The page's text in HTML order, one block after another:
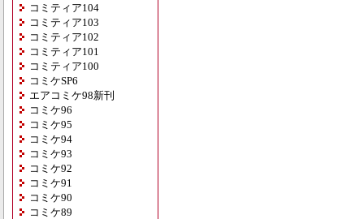
コミティア104
コミティア103
コミティア102
コミティア101
コミティア100
コミケSP6
エアコミケ98新刊
コミケ96
コミケ95
コミケ94
コミケ93
コミケ92
コミケ91
コミケ90
コミケ89